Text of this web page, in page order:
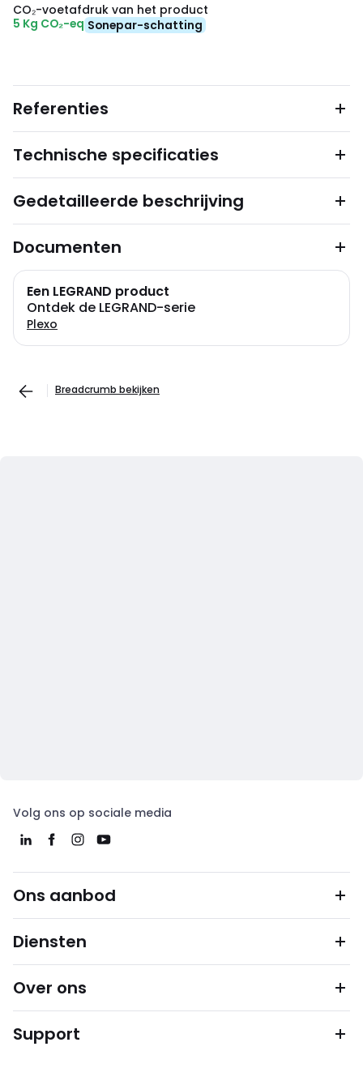
CO₂-voetafdruk van het product
5 Kg CO₂-eq Sonepar-schatting
Referenties
Technische specificaties
Gedetailleerde beschrijving
Documenten
Een LEGRAND product
Ontdek de LEGRAND-serie
Plexo
Breadcrumb bekijken
Volg ons op sociale media
Ons aanbod
Diensten
Over ons
Support